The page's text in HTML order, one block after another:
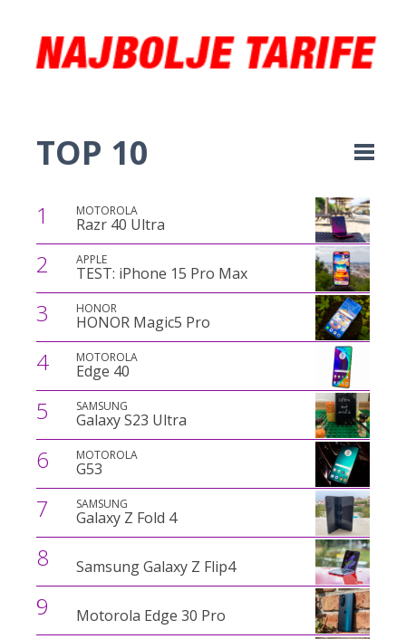
TOP 10
1 MOTOROLA
Razr 40 Ultra
2 APPLE
TEST: iPhone 15 Pro Max
3 HONOR
HONOR Magic5 Pro
4 MOTOROLA
Edge 40
5 SAMSUNG
Galaxy S23 Ultra
6 MOTOROLA
G53
7 SAMSUNG
Galaxy Z Fold 4
8 Samsung Galaxy Z Flip4
9 Motorola Edge 30 Pro